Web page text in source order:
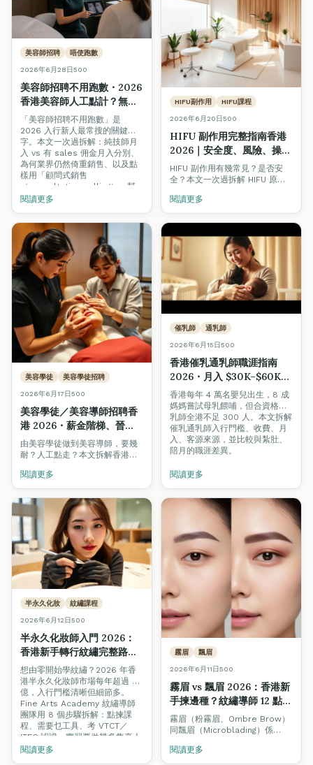
美容師招聘 唔使跑數
2026年6月28日500
美容師招聘不用跑數・2026
香港美容師人工點計？無
sales 壓力底薪 + 顧問式技
術全拆解
「美容師招聘不用跑數」是
2026 入行新人最常搜的關鍵
字。本文一次過拆解：純技師月
入 vs 有 sales 佣金月入分別、
為何業界仍然倚重銷售、以及點
樣用「顧問式銷售
（consultative selling）」幫
到客人之餘自然成單，唔使硬
閱讀更多
HIFU副作用 HIFU課程
2026年6月20日500
HIFU 副作用完整指南香港
2026｜安全度、風險、操作
員資歷如何揀
HIFU 副作用有幾常見？是否安
全？本文一次過拆解 HIFU 原
群、揀療程必問 5 條問題，並介
紹想入行做激光 / 美容儀器操作
員的 VTCT / ITEC Level 4 課程
路線。
閱讀更多
美容學徒 美容學徒招聘
2026年6月17日500
美容學徒／美容導師招聘香
港 2026・薪金階梯、晉
升、考牌完整路線
由美容學徒做到美容導師，要幾
耐？人工點走？本文拆解香港美
$13K 起步、導師時薪 $400–
$800，附揾工渠道與招聘陷阱避
雷。
閱讀更多
催乳師 通乳師
2026年6月15日500
香港催乳通乳師職涯指南
2026・月入 $30K–$60K+
的母嬰職業新藍海
香港每年 4 萬名嬰兒出生，8 成
媽媽嘗試母乳餵哺，但合資格催
乳師全港不足 300 人。本文拆解
催乳通乳師入行門檻、收費、月
入、客源來源，並比較與紮肚、
陪月的職涯差異。
閱讀更多
半永久化妝 紋繡課程
2026年6月12日500
半永久化妝師入門 2026：
香港新手轉行紋繡完整路線
圖（從零到月入 \$30,000
＋）
想由零開始學紋繡？2026 年香
港半永久化妝師市場每年超過 8
億，入行門檻清晰但細節多。
Fine Arts Academy 紋繡導師
團隊用 8 個步驟拆解：點揀課
程、需要乜工具、考 VTCT／
ITEC 認證、實習要做幾多隻真人
手、開業點計成本，附第一年收
閱讀更多
霧眉 飄眉
2026年6月11日500
霧眉 vs 飄眉 2026：香港新
手揀邊種？紋繡導師 12 點完
整對照（含復原期＋價錢）
霧眉（粉霧眉、Ombre Brow）
同飄眉（Microblading）係
項目。但兩者技術、復原期、持
閱讀更多